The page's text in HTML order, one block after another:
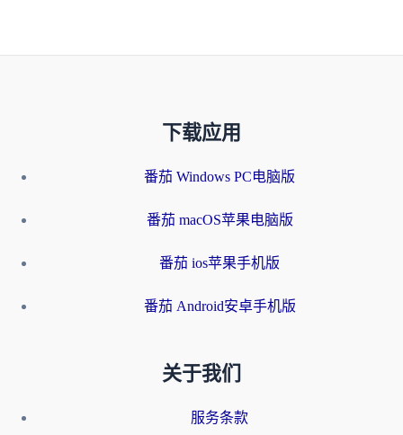
下载应用
番茄 Windows PC电脑版
番茄 macOS苹果电脑版
番茄 ios苹果手机版
番茄 Android安卓手机版
关于我们
服务条款